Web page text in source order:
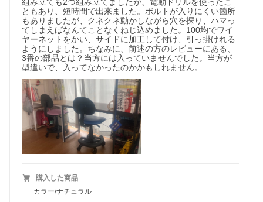
組み立ても2つ組み立てましたが、電動ドリルを使ったこ
ともあり、短時間で出来ました。ボルトが入りにくい箇所
もありましたが、クネクネ動かしながら穴を探り、ハマっ
てしまえばなんてことなくねじ込めました。100均でワイ
ヤーネットをかい、サイドに加工して付け、引っ掛けれる
ようにしました。ちなみに、前述の方のレビューにある、
3番の部品とは？当方には入っていませんでした。当方が
型違いで、入ってなかったのかかもしれません。
購入した商品
カラー/ナチュラル